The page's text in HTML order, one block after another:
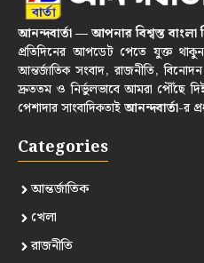
আনন্দবার্তা — আপনার বিশ্বস্ত
প্রতিদিনের আপডেট পেতে যুক্ত
আন্তর্জাতিক সংবাদ, রাজনীতি,
দ্রুততম ও নির্ভুলভাবে আমরা পৌঁছে
পেশাদার সাংবাদিকতাইআনন্দবার্তা-র
Categories
আন্তর্জাতিক
খেলা
রাজনীতি